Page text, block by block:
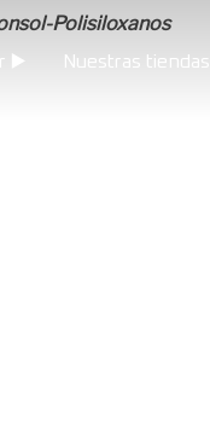
▶️ Nuestras tiendas